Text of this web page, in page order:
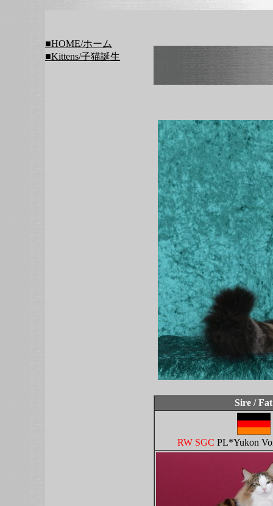
■HOME/ホーム
■Kittens/子猫誕生
Sire / Fat
RW SGC PL*Yukon